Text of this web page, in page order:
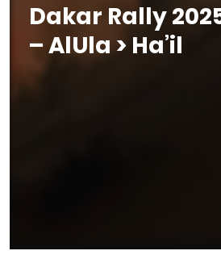
Dakar Rally
– AlUla > Ha’il